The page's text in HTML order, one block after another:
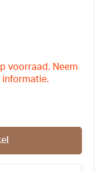
voorraad. Neem